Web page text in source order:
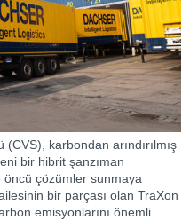
karbondan arındırılmış
bir hibrit şanzıman
çözümler sunmaya
bir parçası olan TraXon
emisyonlarını önemli